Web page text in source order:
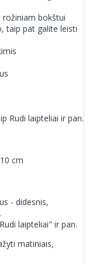
bokštui
taip pat galite leisti
Rudi laipteliai ir pan.
cm
- didesnis,
laipteliai" ir pan.
matiniais,